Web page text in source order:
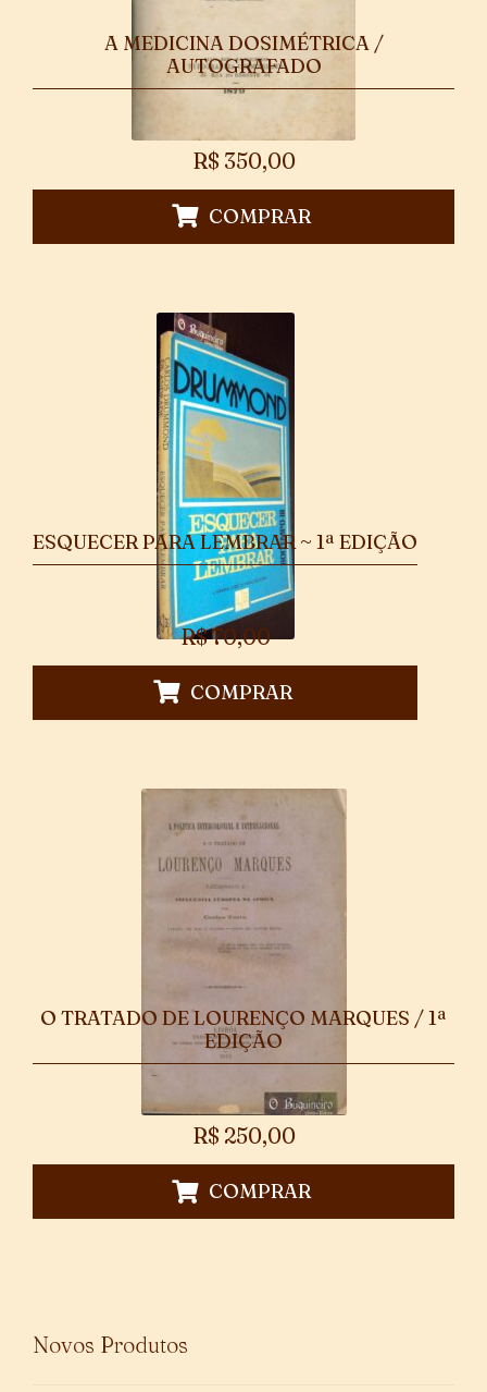
A MEDICINA DOSIMÉTRICA /
AUTOGRAFADO
R$ 350,00
COMPRAR
ESQUECER PARA LEMBRAR ~ 1ª EDIÇÃO
R$70,00
COMPRAR
O TRATADO DE LOURENÇO MARQUES / 1ª
EDIÇÃO
R$ 250,00
COMPRAR
Novos Produtos